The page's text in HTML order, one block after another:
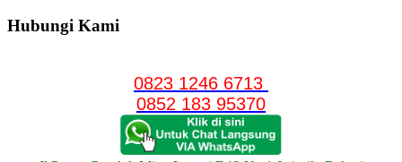
Hubungi Kami
0823 1246 6713
0852 183 95370